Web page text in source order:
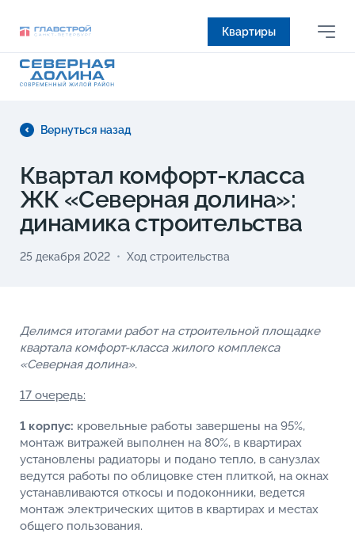
Квартиры
Вернуться назад
Квартал комфорт-класса
ЖК «Северная долина»:
динамика строительства
25 декабря 2022 Ход строительства
Делимся итогами работ на строительной площадке
квартала комфорт-класса жилого комплекса
«Северная долина».
17 очередь:
1 корпус: кровельные работы завершены на 95%,
монтаж витражей выполнен на 80%, в квартирах
установлены радиаторы и подано тепло, в санузлах
ведутся работы по облицовке стен плиткой, на окнах
устанавливаются откосы и подоконники, ведется
монтаж электрических щитов в квартирах и местах
общего пользования.